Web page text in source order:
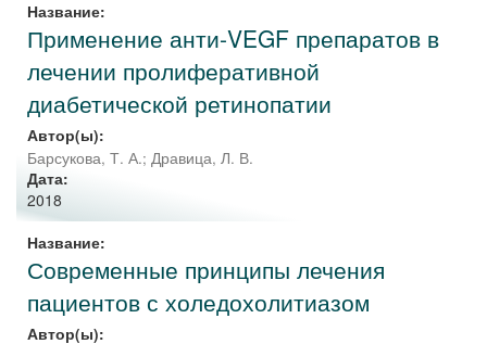
Название:
Применение анти-VEGF препаратов в
лечении пролиферативной
диабетической ретинопатии
Автор(ы):
Барсукова, Т. А.; Дравица, Л. В.
Дата:
2018
Название:
Современные принципы лечения
пациентов с холедохолитиазом
Автор(ы):